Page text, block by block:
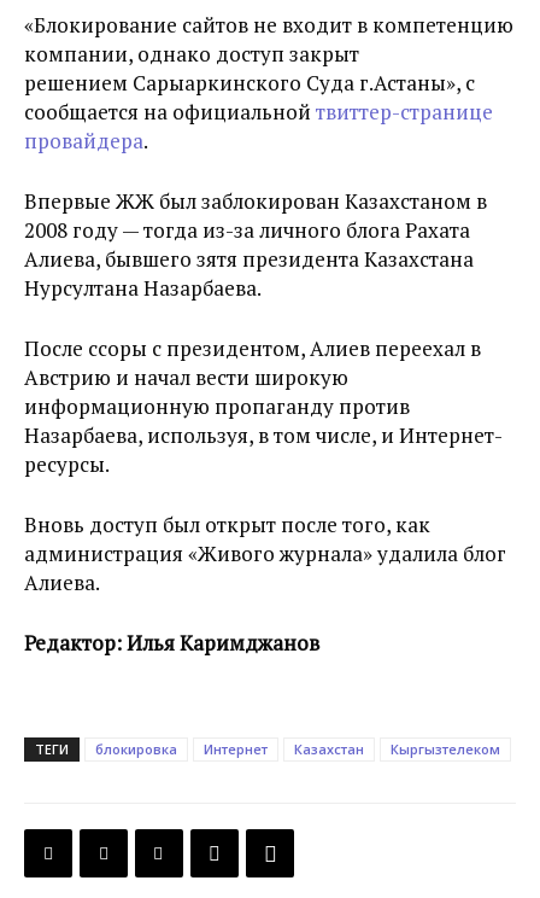
«Блокирование сайтов не входит в компетенцию
компании, однако доступ закрыт
решением Сарыаркинского Суда г.Астаны», с
сообщается на официальной твиттер-странице
провайдера.
Впервые ЖЖ был заблокирован Казахстаном в
2008 году — тогда из-за личного блога Рахата
Алиева, бывшего зятя президента Казахстана
Нурсултана Назарбаева.
После ссоры с президентом, Алиев переехал в
Австрию и начал вести широкую
информационную пропаганду против
Назарбаева, используя, в том числе, и Интернет-
ресурсы.
Вновь доступ был открыт после того, как
администрация «Живого журнала» удалила блог
Алиева.
Редактор: Илья Каримджанов
ТЕГИ блокировка Интернет Казахстан Кыргызтелеком